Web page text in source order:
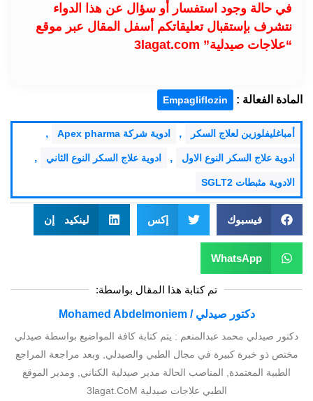
في حالة وجود استفسار أو سؤال عن هذا الدواء
نتشرف بإستقبال تعليقاتكم أسفل المقال عبر موقع
“علاجات صيدلية” 3lagat.com
المادة الفعالة : Empagliflozin
أمباغليفلوزين لعلاج السكر , ادوية شركة Apex pharma ,
ادوية علاج السكر النوع الاول , ادوية علاج السكر النوع الثاني ,
الادوية مثبطات SGLT2
فيسبوك إكس لينكيد إن
WhatsApp
تم كتابة هذا المقال بواسطة:
دكتور صيدلي / Mohamed Abdelmoniem
دكتور صيدلي محمد عبدالمنعم : يتم كتابة كافة المواضيع بواسطة صيدلي
مختص ذو خبرة كبيرة في مجال الطبي والصيدلي, وبعد مراجعة المراجع
الطبية المعتمدة, المناصب الحالة مدير صيدلية الكناني, ومدير الموقع
الطبي علاجات صيدلية 3lagat.CoM